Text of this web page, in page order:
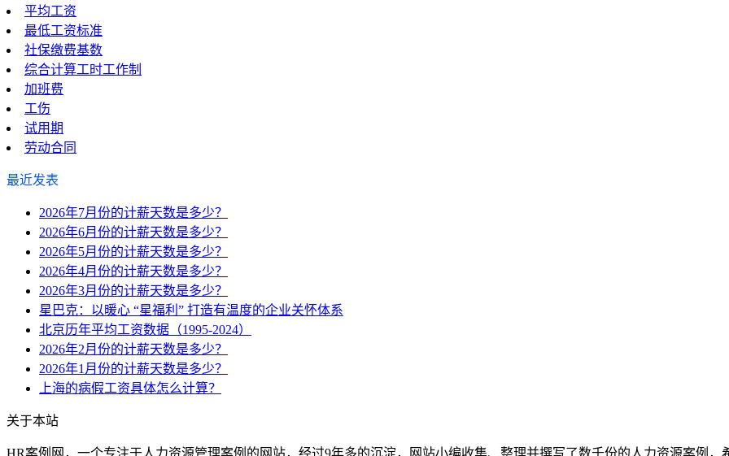
平均工资
最低工资标准
社保缴费基数
综合计算工时工作制
加班费
工伤
试用期
劳动合同
最近发表
2026年7月份的计薪天数是多少？
2026年6月份的计薪天数是多少？
2026年5月份的计薪天数是多少？
2026年4月份的计薪天数是多少？
2026年3月份的计薪天数是多少？
星巴克：以暖心 “星福利” 打造有温度的企业关怀体系
北京历年平均工资数据（1995-2024）
2026年2月份的计薪天数是多少？
2026年1月份的计薪天数是多少？
上海的病假工资具体怎么计算？
关于本站